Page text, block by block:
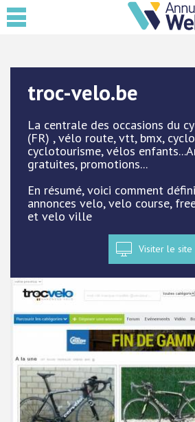
troc-velo.be
La centrale des occasions du
(FR) , vélo route, vtt, bmx,
cyclotourisme, vélos
gratuites, promotions...
En résumé, voici comment
annonces velo, velo course,
et velo ville
Visiter le site